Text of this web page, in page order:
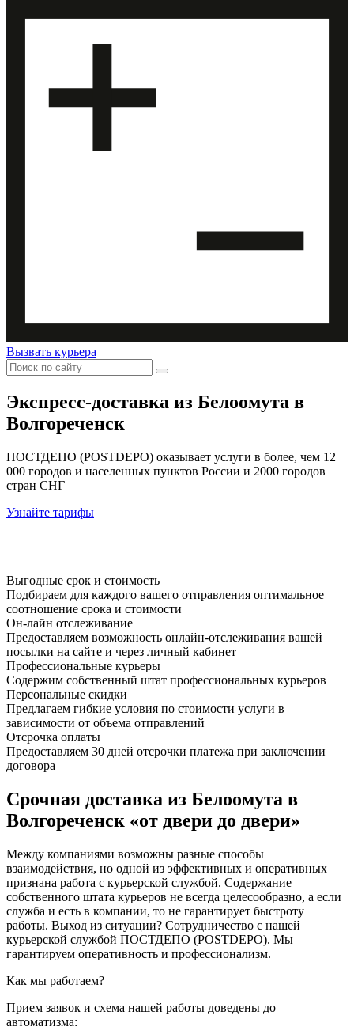
Вызвать курьера
Экспресс-доставка из Белоомута в
Волгореченск
ПОСТДЕПО (POSTDEPO) оказывает услуги в более, чем 12
000 городов и населенных пунктов России и 2000 городов
стран СНГ
Узнайте тарифы
Выгодные срок и стоимость
Подбираем для каждого вашего отправления оптимальное
соотношение срока и стоимости
Он-лайн отслеживание
Предоставляем возможность онлайн-отслеживания вашей
посылки на сайте и через личный кабинет
Профессиональные курьеры
Содержим собственный штат профессиональных курьеров
Персональные скидки
Предлагаем гибкие условия по стоимости услуги в
зависимости от объема отправлений
Отсрочка оплаты
Предоставляем 30 дней отсрочки платежа при заключении
договора
Срочная доставка из Белоомута в
Волгореченск «от двери до двери»
Между компаниями возможны разные способы
взаимодействия, но одной из эффективных и оперативных
признана работа с курьерской службой. Содержание
собственного штата курьеров не всегда целесообразно, а если
служба и есть в компании, то не гарантирует быстроту
работы. Выход из ситуации? Сотрудничество с нашей
курьерской службой ПОСТДЕПО (POSTDEPO). Мы
гарантируем оперативность и профессионализм.
Как мы работаем?
Прием заявок и схема нашей работы доведены до
автоматизма: